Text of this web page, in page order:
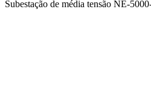
Subestação de média tensão NE-